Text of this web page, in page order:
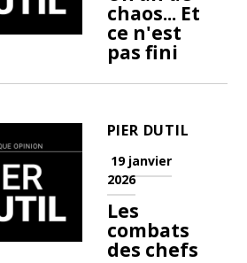
chaos... Et
ce n'est
pas fini
PIER DUTIL
19 janvier
2026
Les
combats
des chefs